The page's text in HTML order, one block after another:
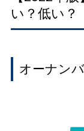
い？低い？
オーナン